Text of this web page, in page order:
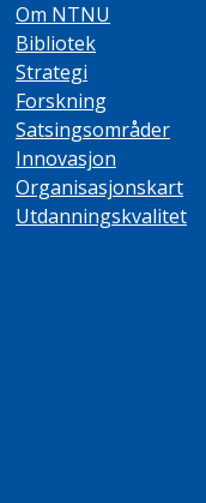
Om NTNU
Bibliotek
Strategi
Forskning
Satsingsområder
Innovasjon
Organisasjonskart
Utdanningskvalitet